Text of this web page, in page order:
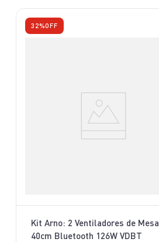
32%OFF
Kit Arno: 2 Ventiladores de Mesa
40cm Bluetooth 126W VDBT